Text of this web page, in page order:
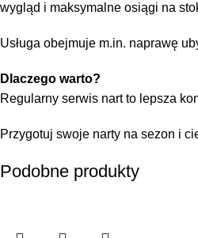
wygląd i maksymalne osiągi na
Usługa obejmuje m.in. naprawę
Dlaczego warto?
Regularny serwis nart to lepsza
Przygotuj swoje narty na sezon i
Podobne produkty